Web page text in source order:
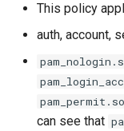
This policy
auth, account,
pam_permit.so
can see that